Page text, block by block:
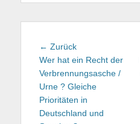
Beitragsnavigation
← Zurück
Beitrag:
Wer hat ein Recht der
Verbrennungsasche /
Urne ? Gleiche
Prioritäten in
Deutschland und